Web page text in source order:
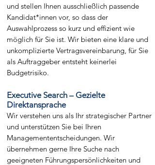
und stellen Ihnen ausschließlich passende
Kandidat*innen vor, so dass der
Auswahlprozess so kurz und effizient wie
möglich für Sie ist. Wir bieten eine klare und
unkomplizierte Vertragsvereinbarung, für Sie
als Auftraggeber entsteht keinerlei
Budgetrisiko.
Executive Search – Gezielte
Direktansprache
Wir verstehen uns als Ihr strategischer Partner
und unterstützen Sie bei Ihren
Managemententscheidungen. Wir
übernehmen gerne Ihre Suche nach
geeigneten Führungspersönlichkeiten und